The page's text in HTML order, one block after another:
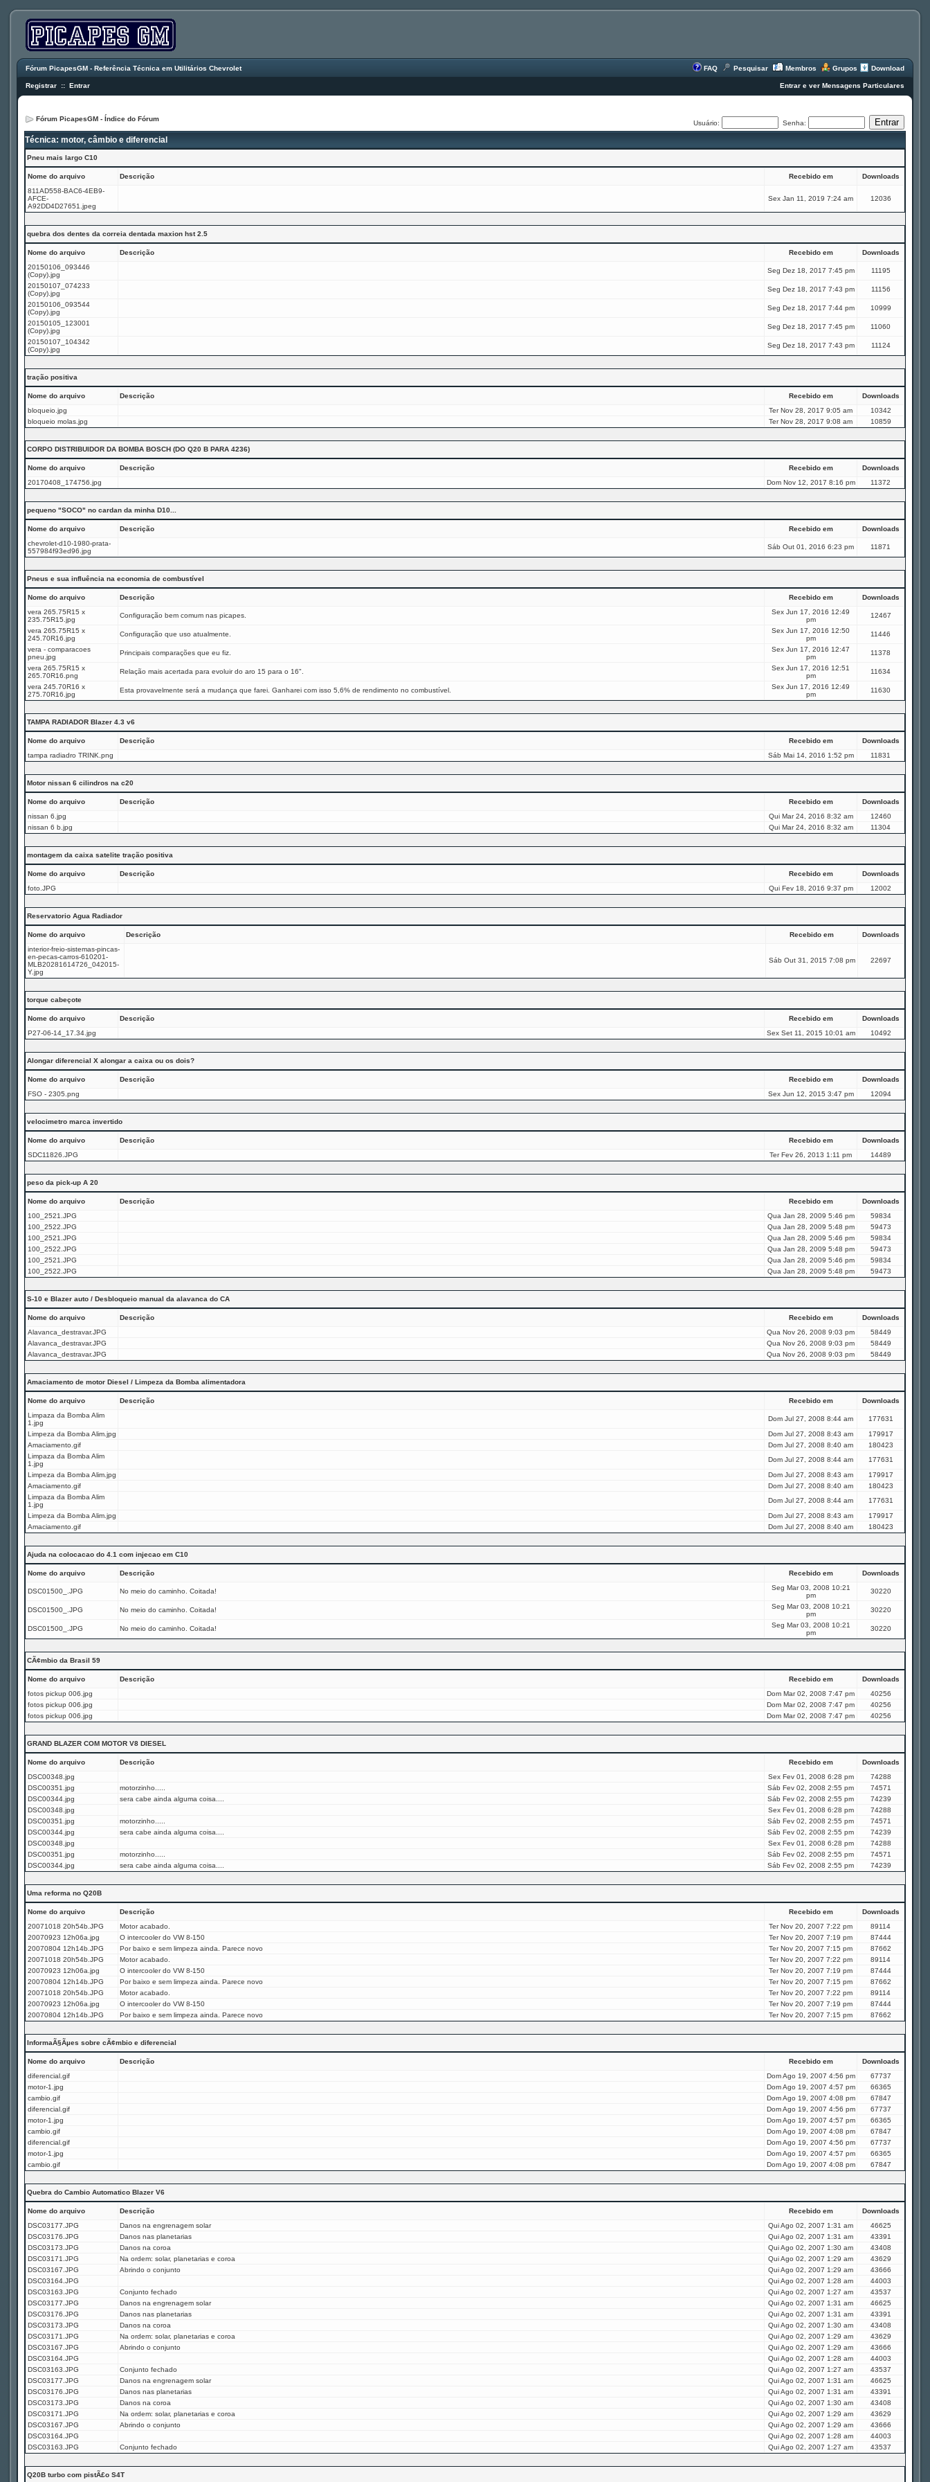
Fórum PicapesGM - Referência Técnica em Utilitários Chevrolet FAQ Pesquisar Membros Grupos Download
Registrar :: Entrar Entrar e ver Mensagens Particulares
Fórum PicapesGM - Índice do Fórum
Usuário: Senha:
Técnica: motor, câmbio e diferencial
Pneu mais largo C10
Nome do arquivo Descrição Recebido em
Downloads
811AD558-BAC6-4EB9-
AFCE-
A92DD4D27651.jpeg
Sex Jan 11, 2019 7:24 am 12036
quebra dos dentes da correia dentada maxion hst 2.5
Nome do arquivo Descrição Recebido em
Downloads
20150106_093446
(Copy).jpg
Seg Dez 18, 2017 7:45 pm
11195
20150107_074233
(Copy).jpg
Seg Dez 18, 2017 7:43 pm
11156
20150106_093544
(Copy).jpg
Seg Dez 18, 2017 7:44 pm
10999
20150105_123001
(Copy).jpg
Seg Dez 18, 2017 7:45 pm
11060
20150107_104342
(Copy).jpg
Seg Dez 18, 2017 7:43 pm 11124
tração positiva
Nome do arquivo Descrição Recebido em
Downloads
bloqueio.jpg
Ter Nov 28, 2017 9:05 am
10342
bloqueio molas.jpg
Ter Nov 28, 2017 9:08 am 10859
CORPO DISTRIBUIDOR DA BOMBA BOSCH (DO Q20 B PARA 4236)
Nome do arquivo Descrição Recebido em
Downloads
20170408_174756.jpg
Dom Nov 12, 2017 8:16 pm 11372
pequeno "SOCO" no cardan da minha D10...
Nome do arquivo Descrição Recebido em
Downloads
chevrolet-d10-1980-prata-
557984f93ed96.jpg
Sáb Out 01, 2016 6:23 pm 11871
Pneus e sua influência na economia de combustível
Nome do arquivo Descrição Recebido em
Downloads
vera 265.75R15 x
235.75R15.jpg
Configuração bem comum nas picapes.
Sex Jun 17, 2016 12:49
pm
12467
vera 265.75R15 x
245.70R16.jpg
Configuração que uso atualmente.
Sex Jun 17, 2016 12:50
pm
11446
vera - comparacoes
pneu.jpg
Principais comparações que eu fiz.
Sex Jun 17, 2016 12:47
pm
11378
vera 265.75R15 x
265.70R16.png
Relação mais acertada para evoluir do aro 15 para o 16".
Sex Jun 17, 2016 12:51
pm
11634
vera 245.70R16 x
275.70R16.jpg
Esta provavelmente será a mudança que farei. Ganharei com isso 5,6% de rendimento no combustível.
Sex Jun 17, 2016 12:49
pm
11630
TAMPA RADIADOR Blazer 4.3 v6
Nome do arquivo Descrição Recebido em
Downloads
tampa radiadro TRINK.png
Sáb Mai 14, 2016 1:52 pm 11831
Motor nissan 6 cilindros na c20
Nome do arquivo Descrição Recebido em
Downloads
nissan 6.jpg
Qui Mar 24, 2016 8:32 am
12460
nissan 6 b.jpg
Qui Mar 24, 2016 8:32 am 11304
montagem da caixa satelite tração positiva
Nome do arquivo Descrição Recebido em
Downloads
foto.JPG
Qui Fev 18, 2016 9:37 pm 12002
Reservatorio Agua Radiador
Nome do arquivo Descrição Recebido em
Downloads
interior-freio-sistemas-pincas-
en-pecas-carros-610201-
MLB20281614726_042015-
Y.jpg
Sáb Out 31, 2015 7:08 pm 22697
torque cabeçote
Nome do arquivo Descrição Recebido em
Downloads
P27-06-14_17.34.jpg
Sex Set 11, 2015 10:01 am 10492
Alongar diferencial X alongar a caixa ou os dois?
Nome do arquivo Descrição Recebido em
Downloads
FSO - 2305.png
Sex Jun 12, 2015 3:47 pm 12094
velocimetro marca invertido
Nome do arquivo Descrição Recebido em
Downloads
SDC11826.JPG
Ter Fev 26, 2013 1:11 pm 14489
peso da pick-up A 20
Nome do arquivo Descrição Recebido em
Downloads
100_2521.JPG
Qua Jan 28, 2009 5:46 pm
59834
100_2522.JPG
Qua Jan 28, 2009 5:48 pm
59473
100_2521.JPG
Qua Jan 28, 2009 5:46 pm
59834
100_2522.JPG
Qua Jan 28, 2009 5:48 pm
59473
100_2521.JPG
Qua Jan 28, 2009 5:46 pm
59834
100_2522.JPG
Qua Jan 28, 2009 5:48 pm 59473
S-10 e Blazer auto / Desbloqueio manual da alavanca do CA
Nome do arquivo Descrição Recebido em
Downloads
Alavanca_destravar.JPG
Qua Nov 26, 2008 9:03 pm
58449
Alavanca_destravar.JPG
Qua Nov 26, 2008 9:03 pm
58449
Alavanca_destravar.JPG
Qua Nov 26, 2008 9:03 pm 58449
Amaciamento de motor Diesel / Limpeza da Bomba alimentadora
Nome do arquivo Descrição Recebido em
Downloads
Limpaza da Bomba Alim
1.jpg
Dom Jul 27, 2008 8:44 am
177631
Limpeza da Bomba Alim.jpg
Dom Jul 27, 2008 8:43 am
179917
Amaciamento.gif
Dom Jul 27, 2008 8:40 am
180423
Limpaza da Bomba Alim
1.jpg
Dom Jul 27, 2008 8:44 am
177631
Limpeza da Bomba Alim.jpg
Dom Jul 27, 2008 8:43 am
179917
Amaciamento.gif
Dom Jul 27, 2008 8:40 am
180423
Limpaza da Bomba Alim
1.jpg
Dom Jul 27, 2008 8:44 am
177631
Limpeza da Bomba Alim.jpg
Dom Jul 27, 2008 8:43 am
179917
Amaciamento.gif
Dom Jul 27, 2008 8:40 am 180423
Ajuda na colocacao do 4.1 com injecao em C10
Nome do arquivo Descrição Recebido em Downloads
DSC01500_.JPG No meio do caminho. Coitada!
Seg Mar 03, 2008 10:21
pm
30220
DSC01500_.JPG No meio do caminho. Coitada!
Seg Mar 03, 2008 10:21
pm
30220
DSC01500_.JPG No meio do caminho. Coitada!
Seg Mar 03, 2008 10:21
pm
30220
CÃ¢mbio da Brasil 59
Nome do arquivo Descrição Recebido em
Downloads
fotos pickup 006.jpg
Dom Mar 02, 2008 7:47 pm
40256
fotos pickup 006.jpg
Dom Mar 02, 2008 7:47 pm
40256
fotos pickup 006.jpg
Dom Mar 02, 2008 7:47 pm 40256
GRAND BLAZER COM MOTOR V8 DIESEL
Nome do arquivo Descrição Recebido em
Downloads
DSC00348.jpg
Sex Fev 01, 2008 6:28 pm
74288
DSC00351.jpg
motorzinho..... Sáb Fev 02, 2008 2:55 pm
74571
DSC00344.jpg
sera cabe ainda alguma coisa.... Sáb Fev 02, 2008 2:55 pm
74239
DSC00348.jpg
Sex Fev 01, 2008 6:28 pm
74288
DSC00351.jpg
motorzinho..... Sáb Fev 02, 2008 2:55 pm
74571
DSC00344.jpg
sera cabe ainda alguma coisa.... Sáb Fev 02, 2008 2:55 pm
74239
DSC00348.jpg
Sex Fev 01, 2008 6:28 pm
74288
DSC00351.jpg
motorzinho..... Sáb Fev 02, 2008 2:55 pm
74571
DSC00344.jpg
sera cabe ainda alguma coisa.... Sáb Fev 02, 2008 2:55 pm 74239
Uma reforma no Q20B
Nome do arquivo Descrição Recebido em
Downloads
20071018 20h54b.JPG
Motor acabado. Ter Nov 20, 2007 7:22 pm
89114
20070923 12h06a.jpg
O intercooler do VW 8-150 Ter Nov 20, 2007 7:19 pm
87444
20070804 12h14b.JPG
Por baixo e sem limpeza ainda. Parece novo Ter Nov 20, 2007 7:15 pm
87662
20071018 20h54b.JPG
Motor acabado. Ter Nov 20, 2007 7:22 pm
89114
20070923 12h06a.jpg
O intercooler do VW 8-150 Ter Nov 20, 2007 7:19 pm
87444
20070804 12h14b.JPG
Por baixo e sem limpeza ainda. Parece novo Ter Nov 20, 2007 7:15 pm
87662
20071018 20h54b.JPG
Motor acabado. Ter Nov 20, 2007 7:22 pm
89114
20070923 12h06a.jpg
O intercooler do VW 8-150 Ter Nov 20, 2007 7:19 pm
87444
20070804 12h14b.JPG
Por baixo e sem limpeza ainda. Parece novo Ter Nov 20, 2007 7:15 pm 87662
InformaÃ§Ãµes sobre cÃ¢mbio e diferencial
Nome do arquivo Descrição Recebido em
Downloads
diferencial.gif
Dom Ago 19, 2007 4:56 pm
67737
motor-1.jpg
Dom Ago 19, 2007 4:57 pm
66365
cambio.gif
Dom Ago 19, 2007 4:08 pm
67847
diferencial.gif
Dom Ago 19, 2007 4:56 pm
67737
motor-1.jpg
Dom Ago 19, 2007 4:57 pm
66365
cambio.gif
Dom Ago 19, 2007 4:08 pm
67847
diferencial.gif
Dom Ago 19, 2007 4:56 pm
67737
motor-1.jpg
Dom Ago 19, 2007 4:57 pm
66365
cambio.gif
Dom Ago 19, 2007 4:08 pm 67847
Quebra do Cambio Automatico Blazer V6
Nome do arquivo Descrição Recebido em
Downloads
DSC03177.JPG
Danos na engrenagem solar Qui Ago 02, 2007 1:31 am
46625
DSC03176.JPG
Danos nas planetarias Qui Ago 02, 2007 1:31 am
43391
DSC03173.JPG
Danos na coroa Qui Ago 02, 2007 1:30 am
43408
DSC03171.JPG
Na ordem: solar, planetarias e coroa Qui Ago 02, 2007 1:29 am
43629
DSC03167.JPG
Abrindo o conjunto Qui Ago 02, 2007 1:29 am
43666
DSC03164.JPG
Qui Ago 02, 2007 1:28 am
44003
DSC03163.JPG
Conjunto fechado Qui Ago 02, 2007 1:27 am
43537
DSC03177.JPG
Danos na engrenagem solar Qui Ago 02, 2007 1:31 am
46625
DSC03176.JPG
Danos nas planetarias Qui Ago 02, 2007 1:31 am
43391
DSC03173.JPG
Danos na coroa Qui Ago 02, 2007 1:30 am
43408
DSC03171.JPG
Na ordem: solar, planetarias e coroa Qui Ago 02, 2007 1:29 am
43629
DSC03167.JPG
Abrindo o conjunto Qui Ago 02, 2007 1:29 am
43666
DSC03164.JPG
Qui Ago 02, 2007 1:28 am
44003
DSC03163.JPG
Conjunto fechado Qui Ago 02, 2007 1:27 am
43537
DSC03177.JPG
Danos na engrenagem solar Qui Ago 02, 2007 1:31 am
46625
DSC03176.JPG
Danos nas planetarias Qui Ago 02, 2007 1:31 am
43391
DSC03173.JPG
Danos na coroa Qui Ago 02, 2007 1:30 am
43408
DSC03171.JPG
Na ordem: solar, planetarias e coroa Qui Ago 02, 2007 1:29 am
43629
DSC03167.JPG
Abrindo o conjunto Qui Ago 02, 2007 1:29 am
43666
DSC03164.JPG
Qui Ago 02, 2007 1:28 am
44003
DSC03163.JPG
Conjunto fechado Qui Ago 02, 2007 1:27 am 43537
Q20B turbo com pistÃ£o S4T